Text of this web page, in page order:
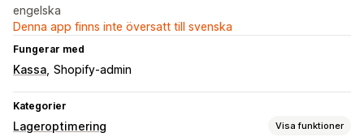
engelska
Denna app finns inte översatt till svenska
Fungerar med
Kassa Shopify-admin
Kategorier
Lageroptimering Visa funktioner